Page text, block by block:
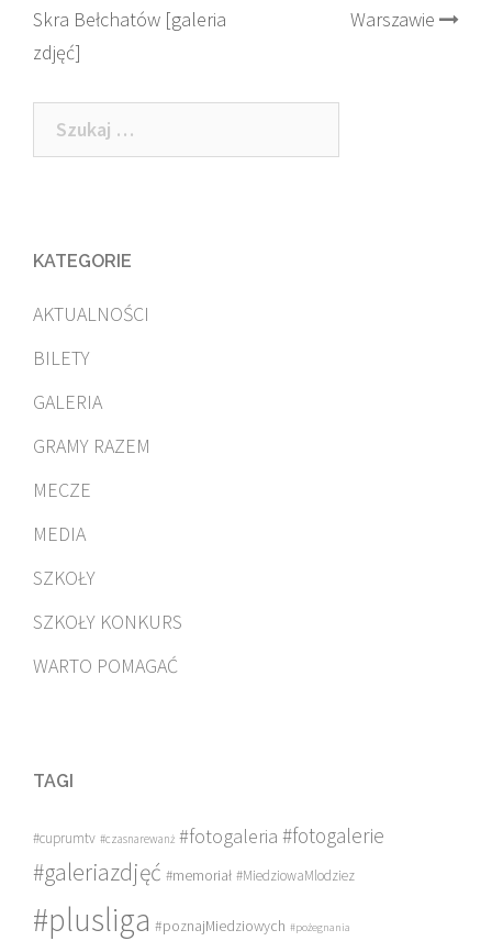
navigation
Skra Bełchatów [galeria
zdjęć]
Warszawie
Szukaj:
KATEGORIE
AKTUALNOŚCI
BILETY
GALERIA
GRAMY RAZEM
MECZE
MEDIA
SZKOŁY
SZKOŁY KONKURS
WARTO POMAGAĆ
TAGI
#cuprumtv #czasnarewanż #fotogaleria #fotogalerie
#galeriazdjęć #memoriał #MiedziowaMlodziez
#plusliga #poznajMiedziowych #pożegnania